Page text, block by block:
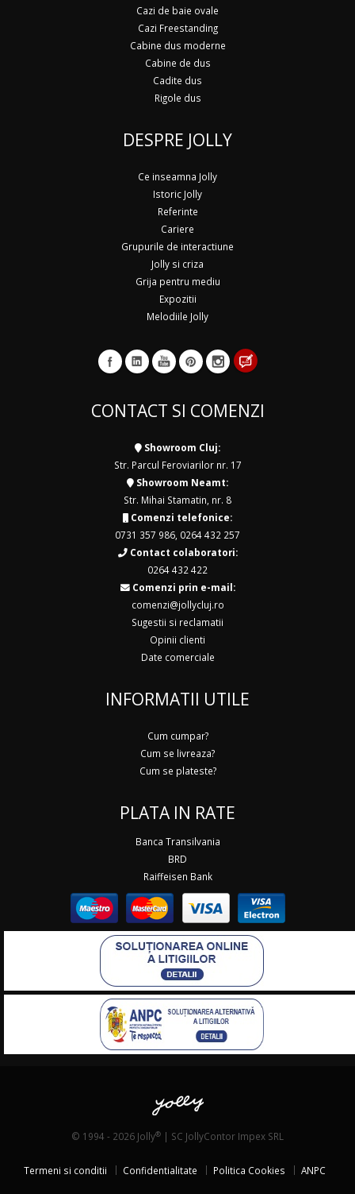
Cazi de baie ovale
Cazi Freestanding
Cabine dus moderne
Cabine de dus
Cadite dus
Rigole dus
DESPRE JOLLY
Ce inseamna Jolly
Istoric Jolly
Referinte
Cariere
Grupurile de interactiune
Jolly si criza
Grija pentru mediu
Expozitii
Melodiile Jolly
CONTACT SI COMENZI
Showroom Cluj:
Str. Parcul Feroviarilor nr. 17
Showroom Neamt:
Str. Mihai Stamatin, nr. 8
Comenzi telefonice:
0731 357 986 0264 432 257
Contact colaboratori:
0264 432 422
Comenzi prin e-mail:
comenzi@jollycluj.ro
Sugestii si reclamatii
Opinii clienti
Date comerciale
INFORMATII UTILE
Cum cumpar?
Cum se livreaza?
Cum se plateste?
PLATA IN RATE
Banca Transilvania
BRD
Raiffeisen Bank
© 1994 - 2026 Jolly® | SC JollyContor Impex SRL
Termeni si conditii Confidentialitate Politica Cookies ANPC